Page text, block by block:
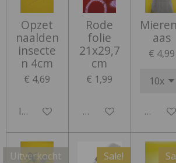
Opzet
naalden
insecte
n 4cm
€ 4,69
In winkelwagen
Rode
folie
21x29,7
cm
€ 1,99
Houd mij op de hoogte
aas
€ 4,99
Houd
Uitverkocht Sale!